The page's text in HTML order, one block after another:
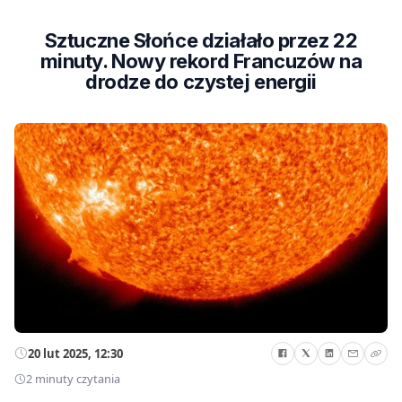
Sztuczne Słońce działało przez 22
minuty. Nowy rekord Francuzów na
drodze do czystej energii
20 lut 2025, 12:30
2 minuty czytania